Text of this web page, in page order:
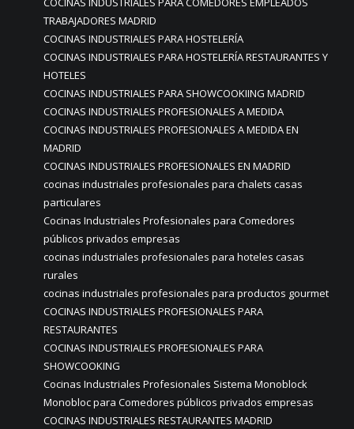
TRABAJADORES MADRID
COCINAS INDUSTRIALES PARA HOSTELERÍA
COCINAS INDUSTRIALES PARA HOSTELERÍA RESTAURANTES Y
HOTELES
COCINAS INDUSTRIALES PARA SHOWCOOKIING MADRID
COCINAS INDUSTRIALES PROFESIONALES A MEDIDA
COCINAS INDUSTRIALES PROFESIONALES A MEDIDA EN
MADRID
COCINAS INDUSTRIALES PROFESIONALES EN MADRID
cocinas industriales profesionales para chalets casas
particulares
Cocinas Industriales Profesionales para Comedores
públicos privados empresas
cocinas industriales profesionales para hoteles casas
rurales
cocinas industriales profesionales para productos gourmet
COCINAS INDUSTRIALES PROFESIONALES PARA
RESTAURANTES
COCINAS INDUSTRIALES PROFESIONALES PARA
SHOWCOOKING
Cocinas Industriales Profesionales Sistema Monoblock
Monobloc para Comedores públicos privados empresas
COCINAS INDUSTRIALES RESTAURANTES MADRID